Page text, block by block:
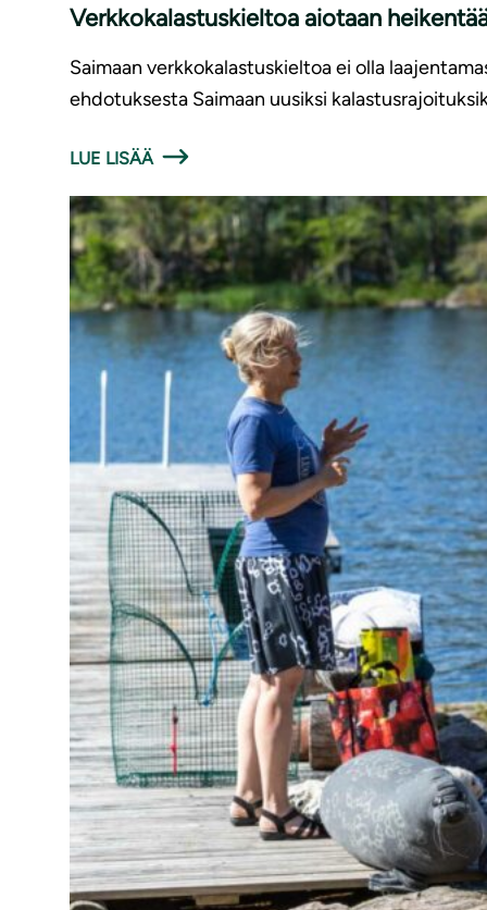
Verkkokalastuskieltoa aiotaan
Saimaan verkkokalastuskieltoa ei olla
ehdotuksesta Saimaan uusiksi
LUE LISÄÄ